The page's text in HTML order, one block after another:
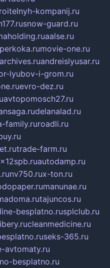
kompanij.ru
snow-guard.ru
aalse.ru
perkoka.rumovie-one.ru
andreislyusar.ru
lyubov-i-grom.ru
evro-dez.ru
avtopomosch27.ru
delanalad.ru
family.ruroadli.ru
trade-farm.ru
autodamp.ru
nv750.rux-ton.ru
manunae.ru
tajuncos.ru
besplatno.rusplclub.ru
cleanmedicine.ru
seks-365.ru
avtomaty.ru
besplatno.ru